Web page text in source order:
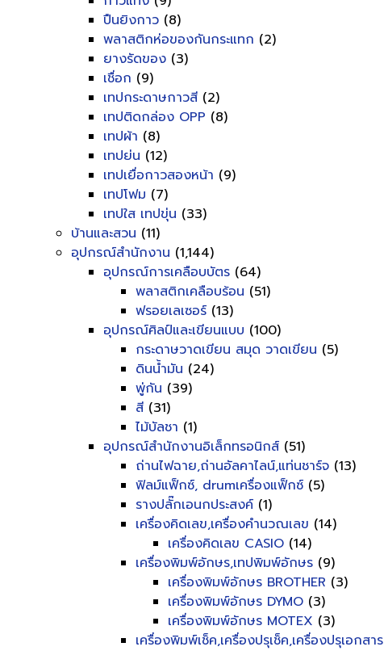
ปืนยิงกาว (8)
พลาสติกห่อของกันกระแทก (2)
ยางรัดของ (3)
เชื่อก (9)
เทปกระดาษกาวสี (2)
เทปติดกล่อง OPP (8)
เทปผ้า (8)
เทปย่น (12)
เทปเยื่อกาวสองหน้า (9)
เทปโฟม (7)
เทปใส เทปขุ่น (33)
บ้านและสวน (11)
อุปกรณ์สำนักงาน (1,144)
อุปกรณ์การเคลือบบัตร (64)
พลาสติกเคลือบร้อน (51)
ฟรอยเลเซอร์ (13)
อุปกรณ์ศิลป์และเขียนแบบ (100)
กระดาษวาดเขียน สมุด วาดเขียน (5)
ดินน้ำมัน (24)
พู่กัน (39)
สี (31)
ไม้บัลชา (1)
อุปกรณ์สำนักงานอิเล็กทรอนิกส์ (51)
ถ่านไฟฉาย,ถ่านอัลคาไลน์,แท่นชาร์จ (13)
ฟิลม์แฟ็กซ์, drumเครื่องแฟ็กซ์ (5)
รางปลั๊กเอนกประสงค์ (1)
เครื่องคิดเลข,เครื่องคำนวณเลข (14)
เครื่องคิดเลข CASIO (14)
เครื่องพิมพ์อักษร,เทปพิมพ์อักษร (9)
เครื่องพิมพ์อักษร BROTHER (3)
เครื่องพิมพ์อักษร DYMO (3)
เครื่องพิมพ์อักษร MOTEX (3)
เครื่องพิมพ์เช็ค,เครื่องปรุเช็ค,เครื่องปรุเอกสาร